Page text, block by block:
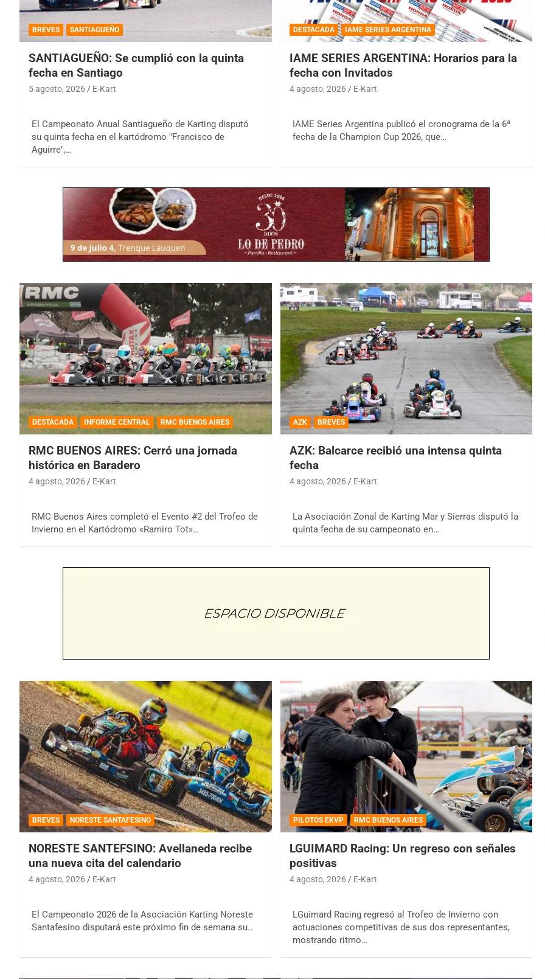
BREVES SANTIAGUEÑO
SANTIAGUEÑO: Se cumplió con la quinta
fecha en Santiago
5 agosto, 2026 E-Kart
El Campeonato Anual Santiagueño de Karting disputó
su quinta fecha en el kartódromo "Francisco de
Aguirre",…
DESTACADA IAME SERIES ARGENTINA
IAME SERIES ARGENTINA: Horarios para la
fecha con Invitados
4 agosto, 2026 E-Kart
IAME Series Argentina publicó el cronograma de la 6ª
fecha de la Champion Cup 2026, que…
DESTACADA INFORME CENTRAL RMC BUENOS AIRES
RMC BUENOS AIRES: Cerró una jornada
histórica en Baradero
4 agosto, 2026 E-Kart
RMC Buenos Aires completó el Evento #2 del Trofeo de
Invierno en el Kartódromo «Ramiro Tot»…
AZK BREVES
AZK: Balcarce recibió una intensa quinta
fecha
4 agosto, 2026 E-Kart
La Asociación Zonal de Karting Mar y Sierras disputó la
quinta fecha de su campeonato en…
BREVES NORESTE SANTAFESINO
NORESTE SANTEFSINO: Avellaneda recibe
una nueva cita del calendario
4 agosto, 2026 E-Kart
El Campeonato 2026 de la Asociación Karting Noreste
Santafesino disputará este próximo fin de semana su…
PILOTOS EKVP RMC BUENOS AIRES
LGUIMARD Racing: Un regreso con señales
positivas
4 agosto, 2026 E-Kart
LGuimard Racing regresó al Trofeo de Invierno con
actuaciones competitivas de sus dos representantes,
mostrando ritmo…